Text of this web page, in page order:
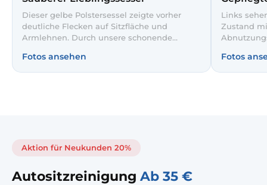
Dieser gelbe Polstersessel zeigte vorher
deutliche Flecken auf Sitzfläche und
Armlehnen. Durch unsere schonende
entfernt und der Stoff sichtbar aufgefrischt.
So wirkt der Sessel wieder einladend und
Fotos ansehen
Links
Zustand
Bezug
deutlich
Fotos
Aktion für Neukunden 20%
Autositzreinigung Ab 35 €